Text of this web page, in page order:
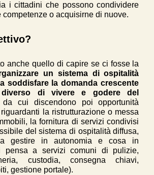
i cittadini che possono condividere
competenze o acquisirne di nuove.
anche quello di capire se ci fosse la
un sistema di ospitalità
soddisfare la domanda crescente
di vivere e godere del
cui discendono poi opportunità
la ristrutturazione o messa
la fornitura di servizi condivisi
del sistema di ospitalità diffusa,
gestire in autonomia e cosa in
pensa a servizi comuni di pulizie,
custodia, consegna chiavi,
gestione portale).